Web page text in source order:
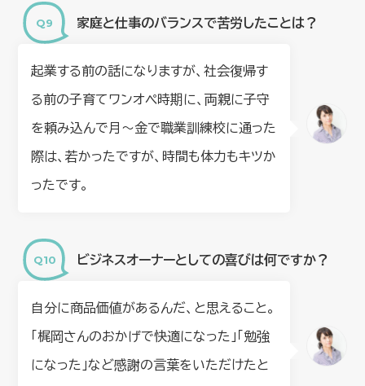
家庭と仕事のバランスで苦労したことは？
起業する前の話になりますが、社会復帰す
る前の子育てワンオペ時期に、両親に子守
を頼み込んで月～金で職業訓練校に通った
際は、若かったですが、時間も体力もキツか
ったです。
ビジネスオーナーとしての喜びは何ですか？
自分に商品価値があるんだ、と思えること。
「梶岡さんのおかげで快適になった」「勉強
になった」など感謝の言葉をいただけたと